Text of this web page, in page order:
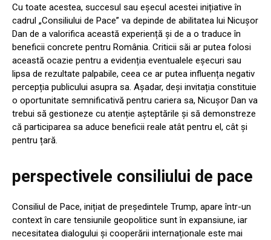
Cu toate acestea, succesul sau eșecul acestei inițiative în
cadrul „Consiliului de Pace” va depinde de abilitatea lui Nicușor
Dan de a valorifica această experiență și de a o traduce în
beneficii concrete pentru România. Criticii săi ar putea folosi
această ocazie pentru a evidenția eventualele eșecuri sau
lipsa de rezultate palpabile, ceea ce ar putea influența negativ
percepția publicului asupra sa. Așadar, deși invitația constituie
o oportunitate semnificativă pentru cariera sa, Nicușor Dan va
trebui să gestioneze cu atenție așteptările și să demonstreze
că participarea sa aduce beneficii reale atât pentru el, cât și
pentru țară.
perspectivele consiliului de pace
Consiliul de Pace, inițiat de președintele Trump, apare într-un
context în care tensiunile geopolitice sunt în expansiune, iar
necesitatea dialogului și cooperării internaționale este mai